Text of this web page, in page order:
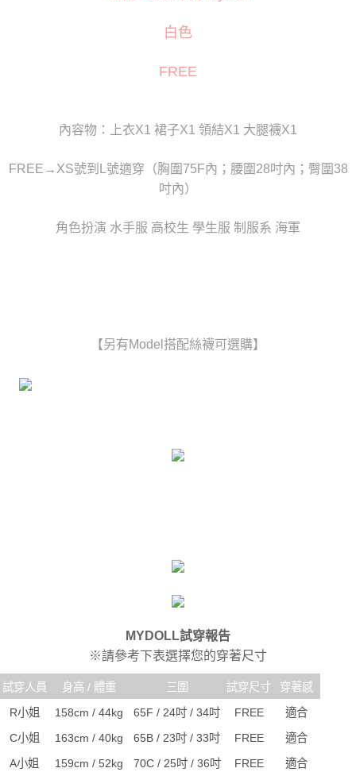
易，需依本服務之必要範圍內提供個人資料，並將交易相關給付款項請求債
３．未成年的使用者請事先徵得法定代理人或監護人之同意方可使用
４．使用「AFTEE先享後付」時，將依據個別帳號之用戶狀況，依本公司即
時審查核予不同之上限額度；若仍有額度不足之情形，本公司將視審查結果
恩沛科技股份有限公司將有權停止該用戶之使用額度並採取法律行動。
每筆NT$80
宅配
每筆NT$80，滿NT$6,000(含以上)免運費
白色
FREE
內容物：上衣X1 裙子X1 領結X1 大腿襪X1
FREE→XS號到L號適穿（胸圍75F內；腰圍28吋內；臀圍38
吋內）
角色扮演 水手服 高校生 學生服 制服系 海軍
【另有Model搭配絲襪可選購】
MYDOLL試穿報告
※請參考下表選擇您的穿著尺寸
試穿人員 身高 / 體重 三圍 試穿尺寸
穿著感
R小姐
158cm / 44kg 65F / 24吋 / 34吋 FREE
適合
C小姐
163cm / 40kg 65B / 23吋 / 33吋 FREE
適合
A小姐
159cm / 52kg 70C / 25吋 / 36吋 FREE
適合